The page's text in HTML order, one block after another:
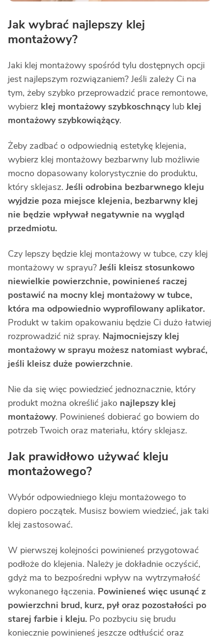
Jak wybrać najlepszy klej
montażowy?
Jaki klej montażowy spośród tylu dostępnych opcji
jest najlepszym rozwiązaniem? Jeśli zależy Ci na
tym, żeby szybko przeprowadzić prace remontowe,
wybierz klej montażowy szybkoschnący lub klej
montażowy szybkowiążący.
Żeby zadbać o odpowiednią estetykę klejenia,
wybierz klej montażowy bezbarwny lub możliwie
mocno dopasowany kolorystycznie do produktu,
który sklejasz. Jeśli odrobina bezbarwnego kleju
wyjdzie poza miejsce klejenia, bezbarwny klej
nie będzie wpływał negatywnie na wygląd
przedmiotu.
Czy lepszy będzie klej montażowy w tubce, czy klej
montażowy w sprayu? Jeśli kleisz stosunkowo
niewielkie powierzchnie, powinieneś raczej
postawić na mocny klej montażowy w tubce,
która ma odpowiednio wyprofilowany aplikator.
Produkt w takim opakowaniu będzie Ci dużo łatwiej
rozprowadzić niż spray. Najmocniejszy klej
montażowy w sprayu możesz natomiast wybrać,
jeśli kleisz duże powierzchnie.
Nie da się więc powiedzieć jednoznacznie, który
produkt można określić jako najlepszy klej
montażowy. Powinieneś dobierać go bowiem do
potrzeb Twoich oraz materiału, który sklejasz.
Jak prawidłowo używać kleju
montażowego?
Wybór odpowiedniego kleju montażowego to
dopiero początek. Musisz bowiem wiedzieć, jak taki
klej zastosować.
W pierwszej kolejności powinieneś przygotować
podłoże do klejenia. Należy je dokładnie oczyścić,
gdyż ma to bezpośredni wpływ na wytrzymałość
wykonanego łączenia. Powinieneś więc usunąć z
powierzchni brud, kurz, pył oraz pozostałości po
starej farbie i kleju. Po pozbyciu się brudu
koniecznie powinieneś jeszcze odtłuścić oraz